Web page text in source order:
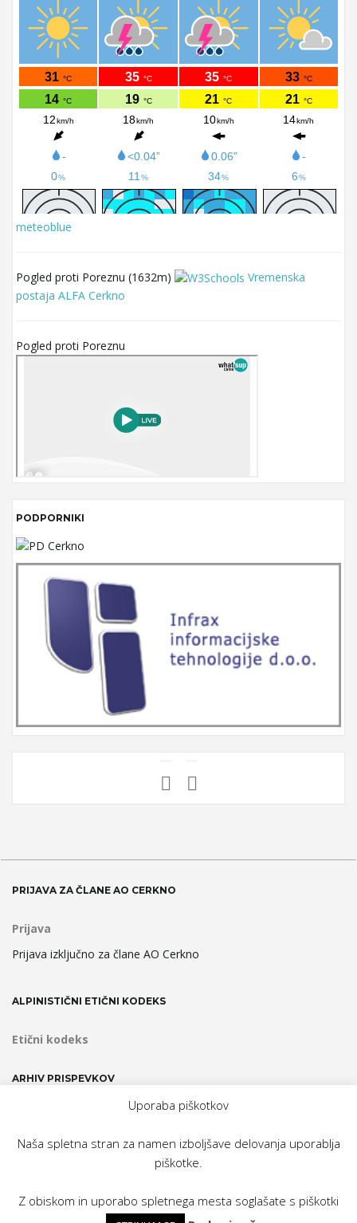
meteoblue
Pogled proti Poreznu (1632m)
Vremenska
postaja ALFA Cerkno
Pogled proti Poreznu
PODPORNIKI
PRIJAVA ZA ČLANE AO CERKNO
Prijava
Prijava izključno za člane AO Cerkno
ALPINISTIČNI ETIČNI KODEKS
Etični kodeks
ARHIV PRISPEVKOV
O Odseku Fotogalerije
Uporaba piškotkov
Naša spletna stran za namen izboljšave delovanja uporablja
piškotke.
Z obiskom in uporabo spletnega mesta soglašate s piškotki